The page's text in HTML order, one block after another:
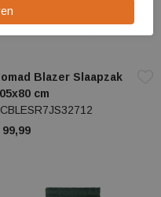
Blazer Slaapzak
cm
99,99